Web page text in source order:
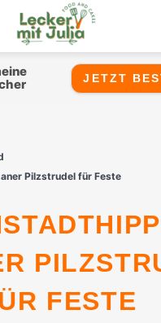
JETZT
Pilzstrudel für Feste
FESTE